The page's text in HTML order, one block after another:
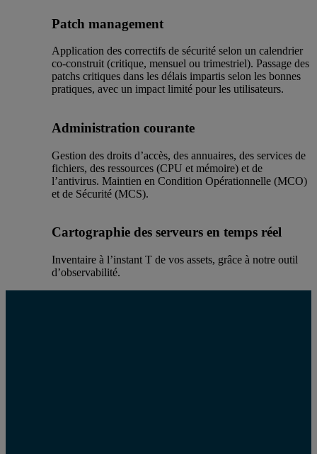
Patch management
Application des correctifs de sécurité selon un calendrier
co-construit (critique, mensuel ou trimestriel). Passage des
patchs critiques dans les délais impartis selon les bonnes
pratiques, avec un impact limité pour les utilisateurs.
Administration courante
Gestion des droits d’accès, des annuaires, des services de
fichiers, des ressources (CPU et mémoire) et de
l’antivirus. Maintien en Condition Opérationnelle (MCO)
et de Sécurité (MCS).
Cartographie des serveurs en temps réel
Inventaire à l’instant T de vos assets, grâce à notre outil
d’observabilité.